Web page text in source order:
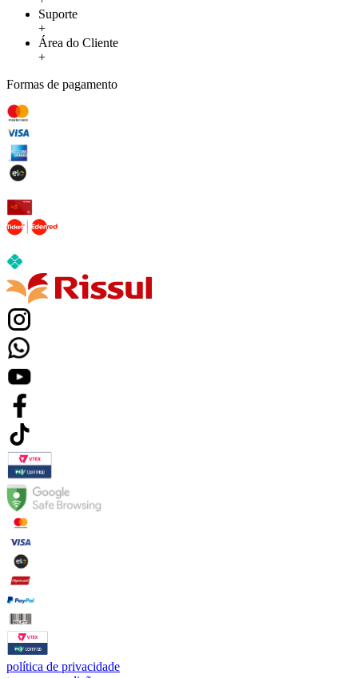
Suporte
+
Área do Cliente
+
Formas de pagamento
política de privacidade